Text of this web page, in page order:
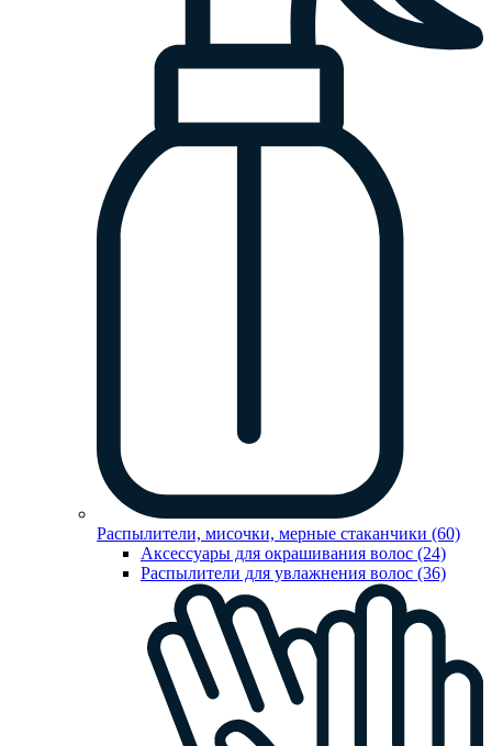
Распылители, мисочки, мерные стаканчики (60)
Аксессуары для окрашивания волос (24)
Распылители для увлажнения волос (36)